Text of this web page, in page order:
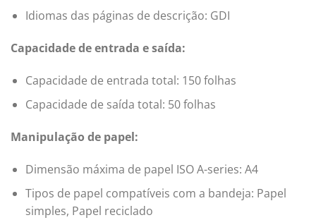
Idiomas das páginas de descrição: GDI
Capacidade de entrada e saída:
Capacidade de entrada total: 150 folhas
Capacidade de saída total: 50 folhas
Manipulação de papel:
Dimensão máxima de papel ISO A-series: A4
Tipos de papel compatíveis com a bandeja: Papel
simples, Papel reciclado